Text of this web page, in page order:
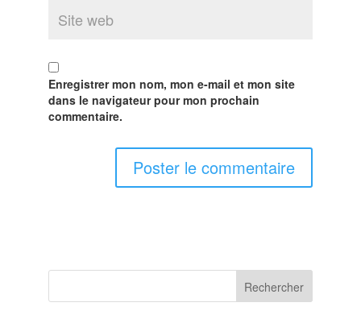
Enregistrer mon nom, mon e-mail et mon site
dans le navigateur pour mon prochain
commentaire.